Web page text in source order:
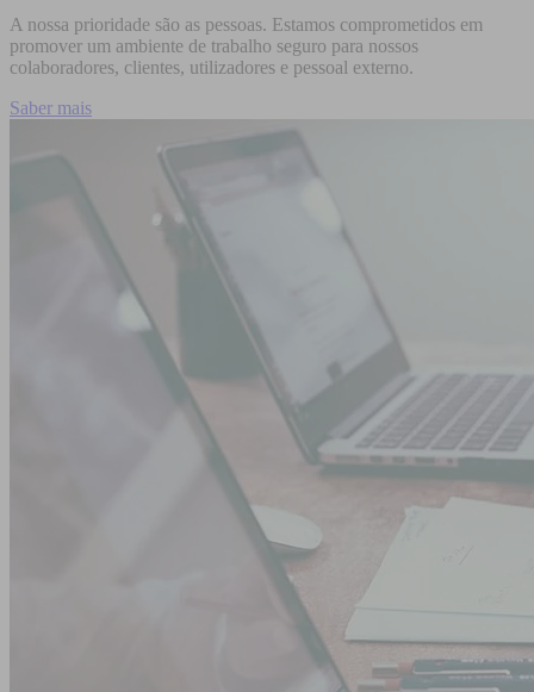
A nossa prioridade são as pessoas. Estamos comprometidos em
promover um ambiente de trabalho seguro para nossos
colaboradores, clientes, utilizadores e pessoal externo.
Saber mais